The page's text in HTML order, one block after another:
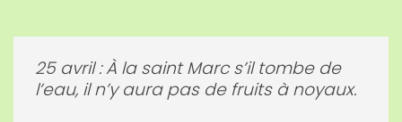
10 mars: « Des fleurs que mars verra,
peu de fruits on mangera. »